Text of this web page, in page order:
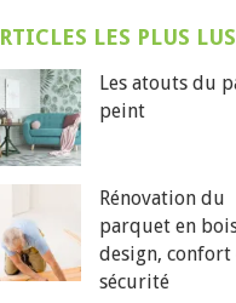
LES PLUS LUS
Les atouts du
peint
Rénovation du
parquet en
design, confort
sécurité